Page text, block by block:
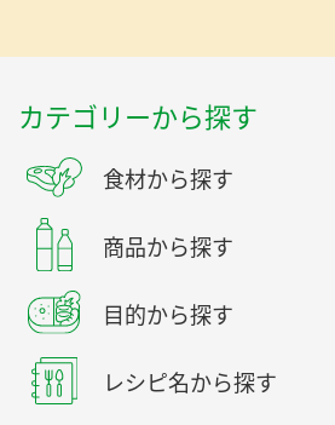
カテゴリーから探す
食材から探す
商品から探す
目的から探す
レシピ名から探す